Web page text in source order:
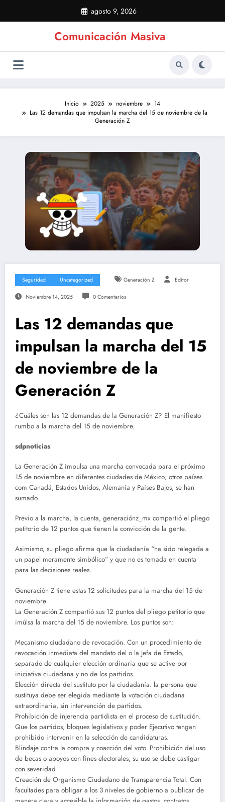
contenido
agosto 9, 2026
Comunicación Masiva
Inicio 2025 noviembre
14
Las 12 demandas que impulsan la marcha del 15 de noviembre de la
Generación Z
Seguridad Uncategorized Generación Z Editor
Noviembre 14, 2025 0 Comentarios
Las 12 demandas que
impulsan la marcha del 15
de noviembre de la
Generación Z
¿Cuáles son las 12 demandas de la Generación Z? El manifiesto
rumbo a la marcha del 15 de noviembre.
sdpnoticias
La Generación Z impulsa una marcha convocada para el próximo
15 de noviembre en diferentes ciudades de México; otros países
com Canadá, Estados Unidos, Alemania y Países Bajos, se han
sumado.
Previo a la marcha, la cuenta, generaciónz_mx compartió el pliego
petitorio de 12 puntos que tienen la convicción de la gente.
Asimismo, su pliego afirma que la ciudadanía “ha sido relegada a
un papel meramente simbólico” y que no es tomada en cuenta
para las decisiones reales.
Generación Z tiene estas 12 solicitudes para la marcha del 15 de
noviembre
La Generación Z compartió sus 12 puntos del pliego petitorio que
imúlsa la marcha del 15 de noviembre. Los puntos son:
Mecanismo ciudadano de revocación. Con un procedimiento de
revocación inmediata del mandato del o la Jefa de Estado,
separado de cualquier elección ordinaria que se active por
iniciativa ciudadana y no de los partidos.
Elección directa del sustituto por la ciudadanía. la persona que
sustituya debe ser elegida mediante la votación ciudadana
extraordinaria, sin intervención de partidos.
Prohibición de injerencia partidista en el proceso de sustitución.
Que los partidos, bloques legislativos y poder Ejecutivo tengan
prohibido intervenir en la selección de candidaturas.
Blindaje contra la compra y coacción del voto. Prohibición del uso
de becas o apoyos con fines electorales; su uso se debe castigar
con severidad
Creación de Organismo Ciudadano de Transparencia Total. Con
facultades para obligar a los 3 niveles de gobierno a publicar de